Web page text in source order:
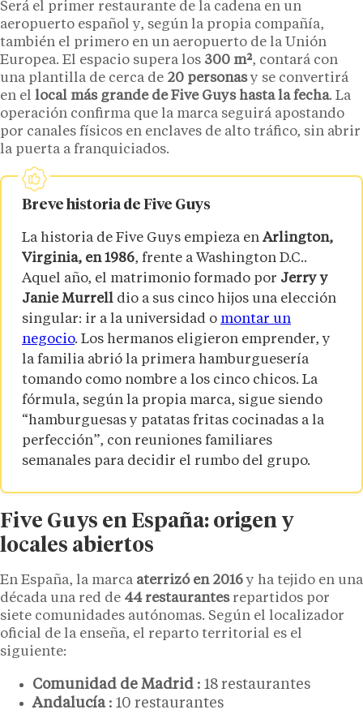
Será el primer restaurante de la cadena en un
aeropuerto español y, según la propia compañía,
también el primero en un aeropuerto de la Unión
Europea. El espacio supera los 300 m², contará con
una plantilla de cerca de 20 personasy se convertirá
en el local más grande de Five Guys hasta la fecha. La
operación confirma que la marca seguirá apostando
por canales físicos en enclaves de alto tráfico, sin abrir
la puerta a franquiciados.
Breve historia de Five Guys
La historia de Five Guys empieza en Arlington,
Virginia, en 1986, frente a Washington D.C..
Aquel año, el matrimonio formado por Jerry y
Janie Murrell dio a sus cinco hijos una elección
singular: ir a la universidad o montar un
negocio. Los hermanos eligieron emprender, y
la familia abrió la primera hamburguesería
tomando como nombre a los cinco chicos. La
fórmula, según la propia marca, sigue siendo
“hamburguesas y patatas fritas cocinadas a la
perfección”, con reuniones familiares
semanales para decidir el rumbo del grupo.
Five Guys en España: origen y
locales abiertos
En España, la marca aterrizó en 2016y ha tejido en una
década una red de 44 restaurantesrepartidos por
siete comunidades autónomas. Según el localizador
oficial de la enseña, el reparto territorial es el
siguiente:
Comunidad de Madrid : 18 restaurantes
Andalucía: 10 restaurantes